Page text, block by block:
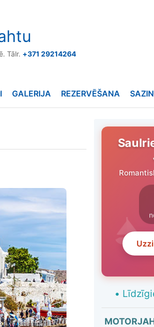
Tālr. +371 29214264
GALERIJA REZERVĒŠANA
•